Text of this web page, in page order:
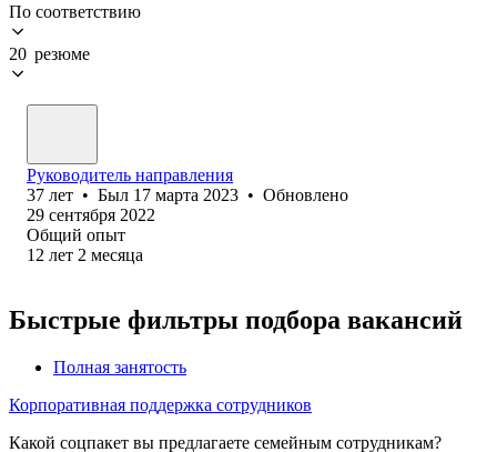
По соответствию
20 резюме
Руководитель направления
37 лет • Был 17 марта 2023 • Обновлено
29 сентября 2022
Общий опыт
12 лет 2 месяца
Быстрые фильтры подбора вакансий
Полная занятость
Корпоративная поддержка сотрудников
Какой соцпакет вы предлагаете семейным сотрудникам?